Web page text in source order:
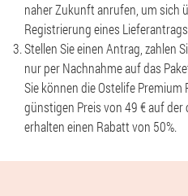
naher Zukunft anrufen, um sich
Registrierung eines
Stellen Sie einen Antrag, zahlen
nur per Nachnahme auf das
Sie können die Ostelife Premium
günstigen Preis von 49 € auf
erhalten einen Rabatt von 50%.